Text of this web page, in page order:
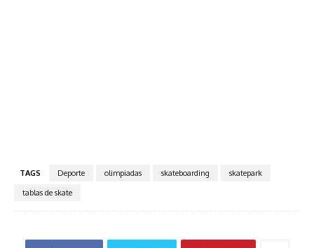
TAGS Deporte olimpiadas skateboarding
skatepark
tablas de skate